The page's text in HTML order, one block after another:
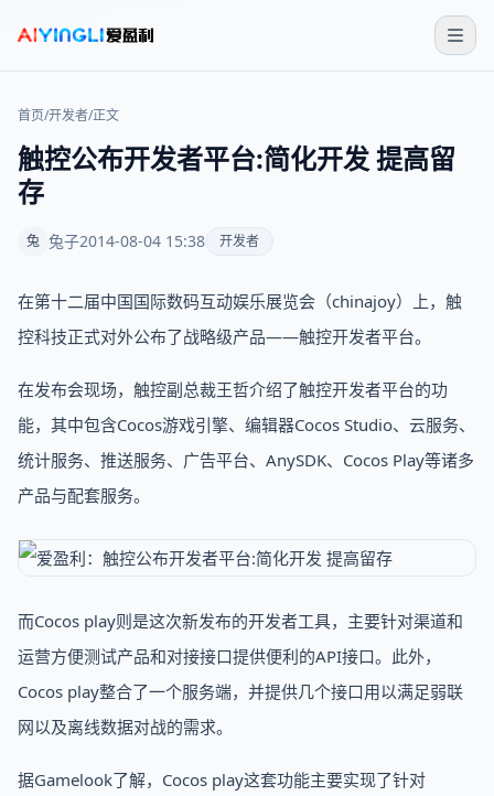
首页/开发者/正文
触控公布开发者平台:简化开发 提高留
存
兔 兔子2014-08-04 15:38 开发者
在第十二届中国国际数码互动娱乐展览会（chinajoy）上，触
控科技正式对外公布了战略级产品——触控开发者平台。
在发布会现场，触控副总裁王哲介绍了触控开发者平台的功
能，其中包含Cocos游戏引擎、编辑器Cocos Studio、云服务、
统计服务、推送服务、广告平台、AnySDK、Cocos Play等诸多
产品与配套服务。
而Cocos play则是这次新发布的开发者工具，主要针对渠道和
运营方便测试产品和对接接口提供便利的API接口。此外，
Cocos play整合了一个服务端，并提供几个接口用以满足弱联
网以及离线数据对战的需求。
据Gamelook了解，Cocos play这套功能主要实现了针对